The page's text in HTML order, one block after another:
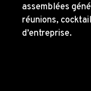
assemblées
réunions,
d’entreprise.